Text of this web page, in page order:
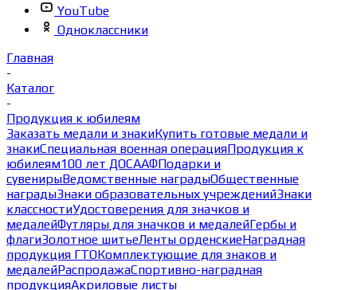
YouTube
Одноклассники
Главная
-
Каталог
-
Продукция к юбилеям
Заказать медали и знакиКупить готовые медали и
знакиСпециальная военная операцияПродукция к
юбилеям100 лет ДОСААФПодарки и
сувенирыВедомственные наградыОбщественные
наградыЗнаки образовательных учрежденийЗнаки
классностиУдостоверения для значков и
медалейФутляры для значков и медалейГербы и
флагиЗолотное шитьеЛенты орденскиеНаградная
продукция ГТОКомплектующие для знаков и
медалейРаспродажаСпортивно-наградная
продукцияАкриловые листы